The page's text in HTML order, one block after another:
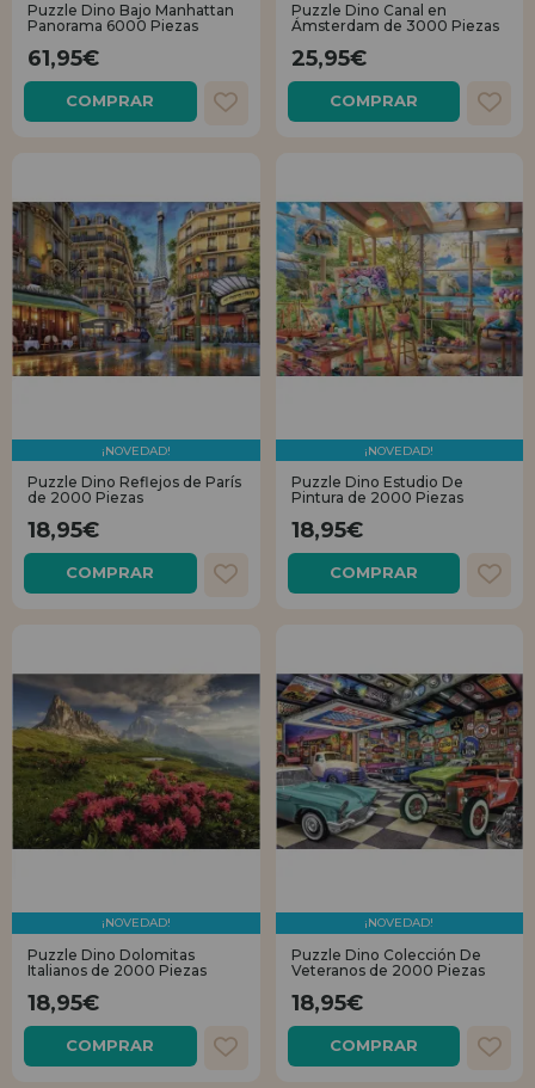
Puzzle Dino Bajo Manhattan
Panorama 6000 Piezas
61,95€
COMPRAR
Puzzle Dino Canal en
Ámsterdam de 3000 Piezas
25,95€
COMPRAR
¡NOVEDAD!
Puzzle Dino Reflejos de París
de 2000 Piezas
18,95€
COMPRAR
¡NOVEDAD!
Puzzle Dino Estudio De
Pintura de 2000 Piezas
18,95€
COMPRAR
¡NOVEDAD!
Puzzle Dino Dolomitas
Italianos de 2000 Piezas
18,95€
COMPRAR
¡NOVEDAD!
Puzzle Dino Colección De
Veteranos de 2000 Piezas
18,95€
COMPRAR